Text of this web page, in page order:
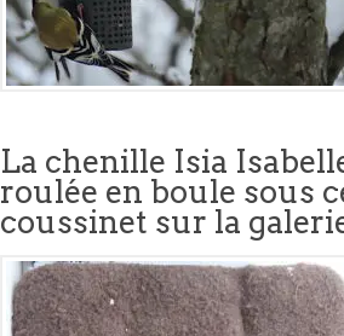
La chenille Isia
roulée en boule sous
coussinet sur la